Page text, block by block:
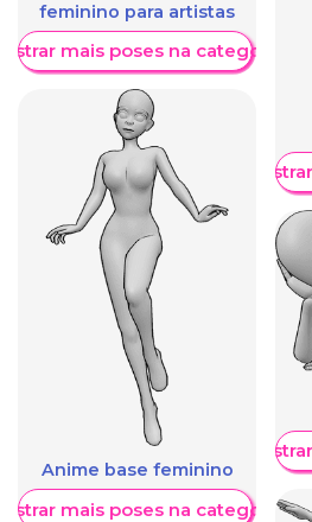
feminino para artistas
mais poses na categoria
Anime base feminino
mais poses na categoria